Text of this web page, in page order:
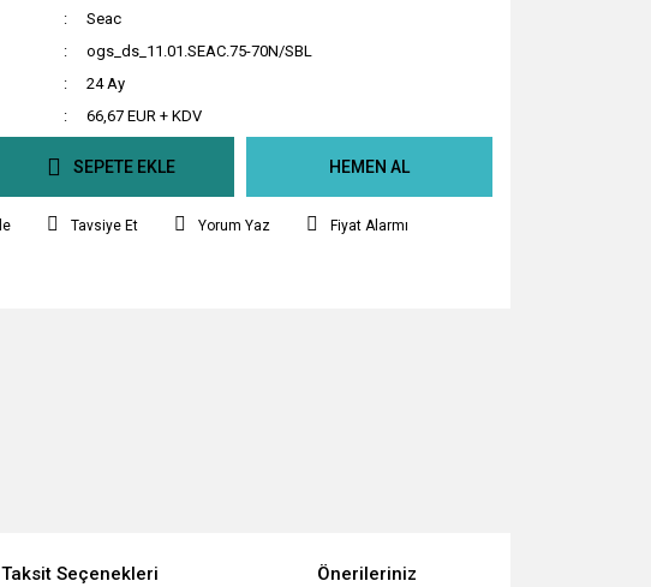
Seac
ogs_ds_11.01.SEAC.75-70N/SBL
24 Ay
66,67 EUR + KDV
SEPETE EKLE HEMEN AL
Tavsiye Et Yorum Yaz Fiyat Alarmı
Taksit Seçenekleri Önerileriniz